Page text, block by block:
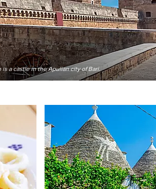
is a castle in the Apulian city of Bari.